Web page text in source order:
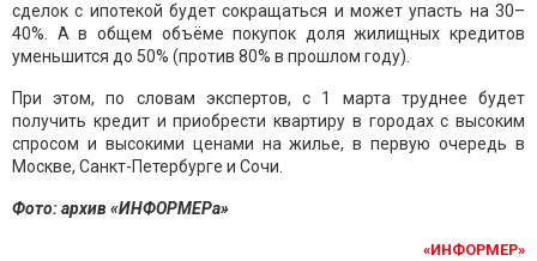
сделок с ипотекой будет сокращаться и может упасть на 30–
40%. А в общем объёме покупок доля жилищных кредитов
уменьшится до 50% (против 80% в прошлом году).
При этом, по словам экспертов, с 1 марта труднее будет
получить кредит и приобрести квартиру в городах с высоким
спросом и высокими ценами на жилье, в первую очередь в
Москве, Санкт-Петербурге и Сочи.
Фото: архив «ИНФОРМЕРа»
«ИНФОРМЕР»